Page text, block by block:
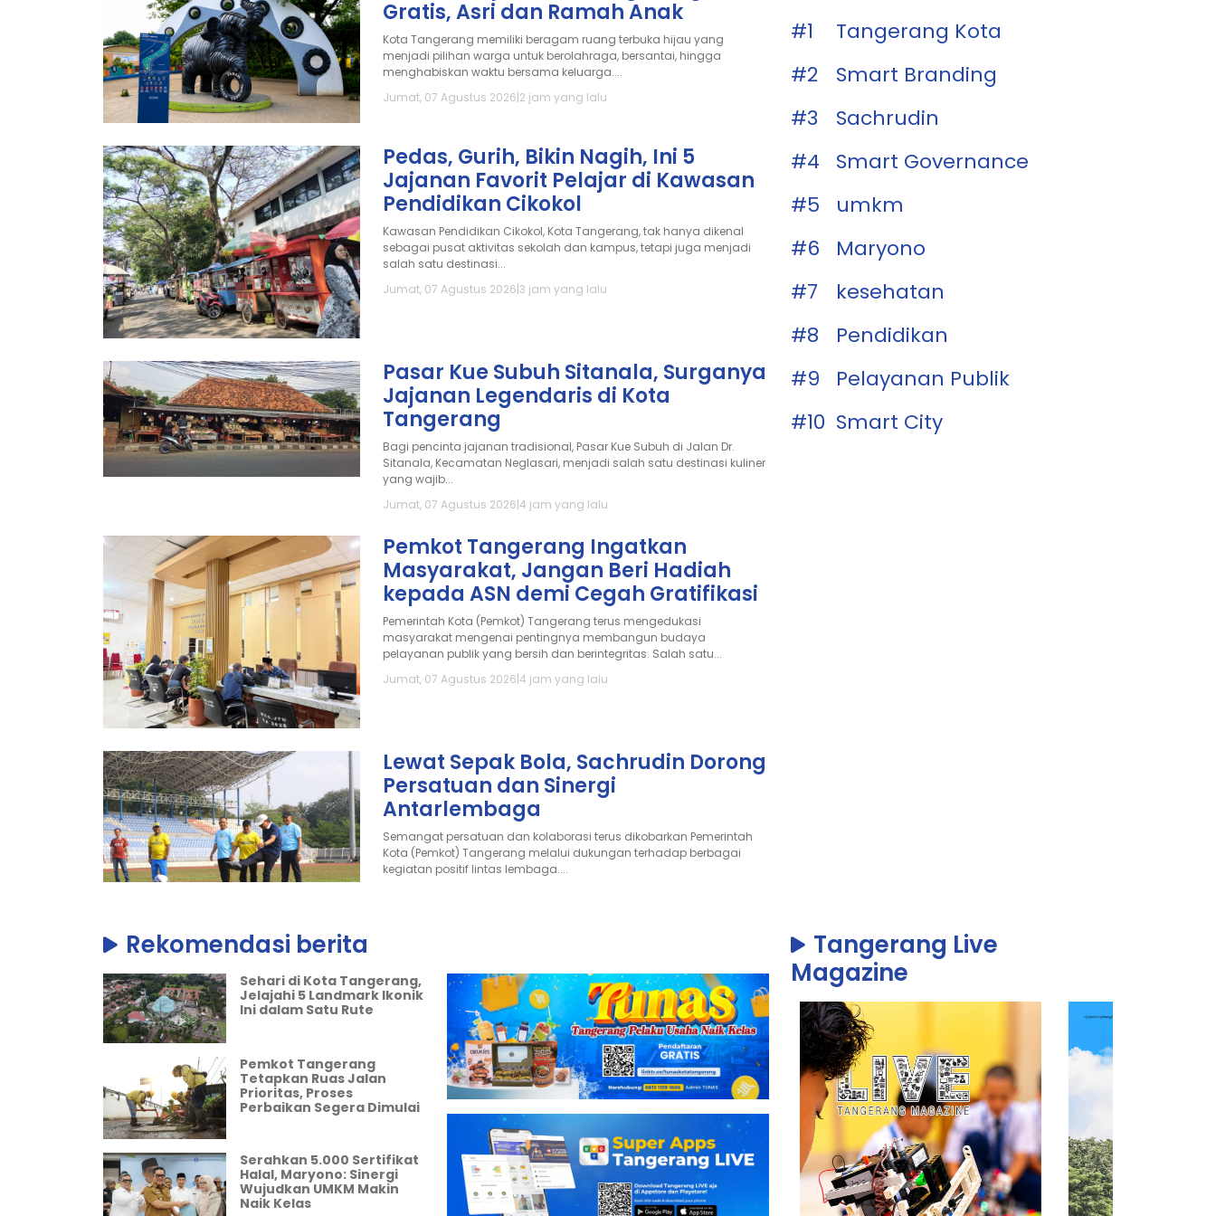
Gratis, Asri dan Ramah Anak
Kota Tangerang memiliki beragam ruang terbuka hijau yang
menjadi pilihan warga untuk berolahraga, bersantai, hingga
menghabiskan waktu bersama keluarga....
Jumat, 07 Agustus 2026 2 jam yang lalu
Pedas, Gurih, Bikin Nagih, Ini 5
Jajanan Favorit Pelajar di Kawasan
Pendidikan Cikokol
Kawasan Pendidikan Cikokol, Kota Tangerang, tak hanya dikenal
sebagai pusat aktivitas sekolah dan kampus, tetapi juga menjadi
salah satu destinasi...
Jumat, 07 Agustus 2026|3 jam yang lalu
Pasar Kue Subuh Sitanala, Surganya
Jajanan Legendaris di Kota
Tangerang
Bagi pencinta jajanan tradisional, Pasar Kue Subuh di Jalan Dr.
Sitanala, Kecamatan Neglasari, menjadi salah satu destinasi kuliner
yang wajib...
Jumat, 07 Agustus 2026|4 jam yang lalu
Pemkot Tangerang Ingatkan
Masyarakat, Jangan Beri Hadiah
kepada ASN demi Cegah Gratifikasi
Pemerintah Kota (Pemkot) Tangerang terus mengedukasi
masyarakat mengenai pentingnya membangun budaya
pelayanan publik yang bersih dan berintegritas. Salah satu...
Jumat, 07 Agustus 2026|4 jam yang lalu
Lewat Sepak Bola, Sachrudin Dorong
Persatuan dan Sinergi
Antarlembaga
Semangat persatuan dan kolaborasi terus dikobarkan Pemerintah
Kota (Pemkot) Tangerang melalui dukungan terhadap berbagai
kegiatan positif lintas lembaga....
Agendakan Tangerang Beryoga
Diikuti 2.000 Peserta, Jadi Event Yoga
Terbesar di Banten
Tangerang Beryoga akan diselenggarakan di Stadion Benteng
Reborn Kota Tangerang pada 1 November 2026....
Jumat, 07 Agustus 2026|4 jam yang lalu
Semarak Kemerdekaan, Sachrudin
Pimpin ASN Mempercantik Kota dan
Bagikan Bendera
#1
Tangerang Kota
#2
Smart Branding
#3
Sachrudin
#4
Smart Governance
#5
umkm
#6
Maryono
#7
kesehatan
#8
Pendidikan
#9
Pelayanan Publik
#10 Smart City
Rekomendasi berita
Sehari di Kota Tangerang,
Jelajahi 5 Landmark Ikonik
Ini dalam Satu Rute
Pemkot Tangerang
Tetapkan Ruas Jalan
Prioritas, Proses
Perbaikan Segera Dimulai
Serahkan 5.000 Sertifikat
Halal, Maryono: Sinergi
Wujudkan UMKM Makin
Naik Kelas
Tangerang Live
Magazine